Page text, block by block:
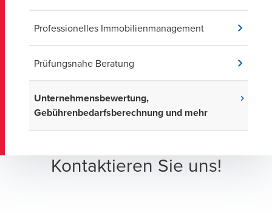
Professionelles Immobilienmanagement
Prüfungsnahe Beratung
Unternehmensbewertung,
Gebührenbedarfsberechnung und mehr
Kontaktieren Sie uns!